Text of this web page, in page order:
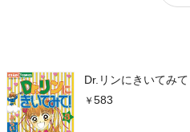
Dr.リンにきいてみて
583